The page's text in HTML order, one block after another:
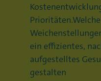
ein effizientes,
aufgestelltes
gestalten